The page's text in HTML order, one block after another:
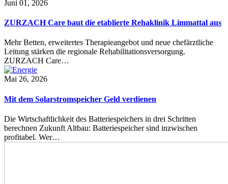
Juni 01, 2026
ZURZACH Care baut die etablierte Rehaklinik Limmattal aus
Mehr Betten, erweitertes Therapieangebot und neue chefärztliche
Leitung stärken die regionale Rehabilitationsversorgung.
ZURZACH Care…
Mai 26, 2026
Mit dem Solarstromspeicher Geld verdienen
Die Wirtschaftlichkeit des Batteriespeichers in drei Schritten
berechnen Zukunft Altbau: Batteriespeicher sind inzwischen
profitabel. Wer…